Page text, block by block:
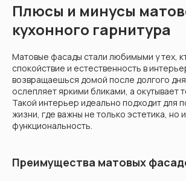
Плюсы и минусы
кухонного гарнитура
Матовые фасады стали любимыми у тех,
спокойствие и естественность в
возвращаешься домой после долгого
ослепляет яркими бликами, а окутывает
Такой интерьер идеально подходит для
жизни, где важны не только эстетика, но и
функциональность.
Преимущества матовых